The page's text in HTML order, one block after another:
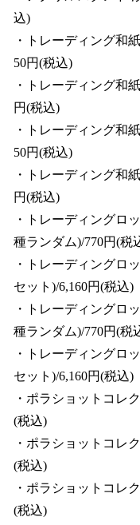
込)
・トレーディング和
50円(税込)
・トレーディング和
円(税込)
・トレーディング和
50円(税込)
・トレーディング和
円(税込)
・トレーディングロ
種ランダム)/770円(税
・トレーディングロ
セット)/6,160円(税込)
・トレーディングロ
種ランダム)/770円(税
・トレーディングロ
セット)/6,160円(税込)
・ポラショットコレ
(税込)
・ポラショットコレ
(税込)
・ポラショットコレ
(税込)